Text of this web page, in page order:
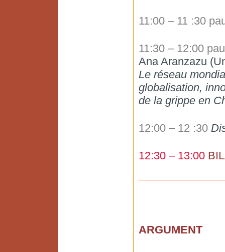
11:00 – 11 :30
11:30 – 12:00
Ana Aranzazu
Le réseau
globalisation,
de la grippe en
12:00 – 12 :30
12:30 – 13:00
ARGUMENT